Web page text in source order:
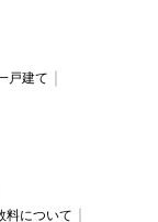
戸建て
料について